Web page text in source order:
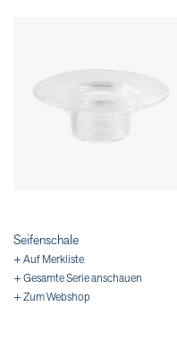
Seifenschale
+ Auf Merkliste
+ Gesamte Serie anschauen
+ Zum Webshop